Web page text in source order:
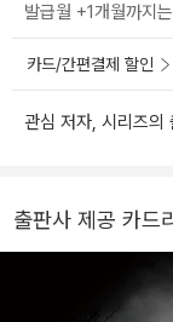
발급월 +1개월까지
카드/간편결제 할인
관심 저자, 시리즈의
출판사 제공 카드